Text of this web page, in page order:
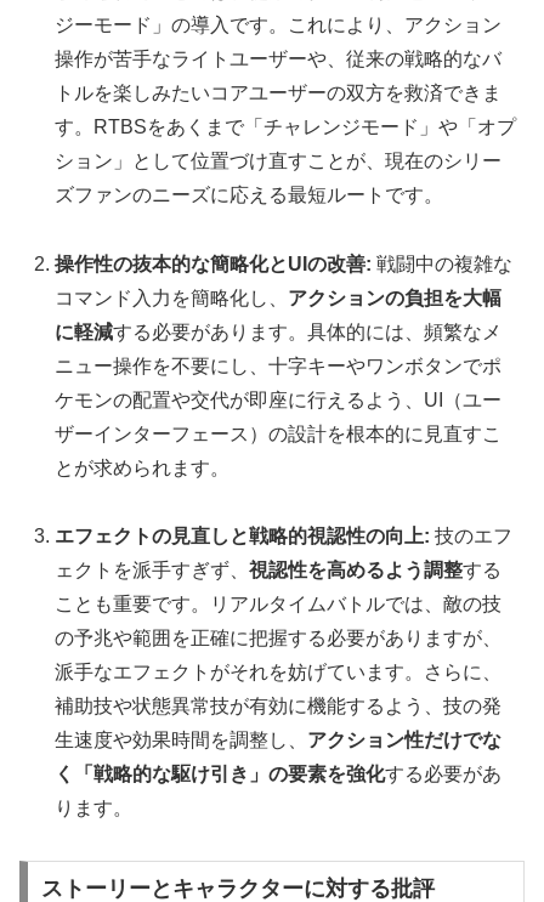
ジーモード」の導入です。これにより、アクション
操作が苦手なライトユーザーや、従来の戦略的なバ
トルを楽しみたいコアユーザーの双方を救済できま
す。RTBSをあくまで「チャレンジモード」や「オプ
ション」として位置づけ直すことが、現在のシリー
ズファンのニーズに応える最短ルートです。
操作性の抜本的な簡略化とUIの改善: 戦闘中の複雑な
コマンド入力を簡略化し、 アクションの負担を大幅
に軽減する必要があります。具体的には、頻繁なメ
ニュー操作を不要にし、十字キーやワンボタンでポ
ケモンの配置や交代が即座に行えるよう、UI（ユー
ザーインターフェース）の設計を根本的に見直すこ
とが求められます。
エフェクトの見直しと戦略的視認性の向上: 技のエフ
ェクトを派手すぎず、視認性を高めるよう調整する
ことも重要です。リアルタイムバトルでは、敵の技
の予兆や範囲を正確に把握する必要がありますが、
派手なエフェクトがそれを妨げています。さらに、
補助技や状態異常技が有効に機能するよう、技の発
生速度や効果時間を調整し、 アクション性だけでな
く「戦略的な駆け引き」の要素を強化する必要があ
ります。
ストーリーとキャラクターに対する批評